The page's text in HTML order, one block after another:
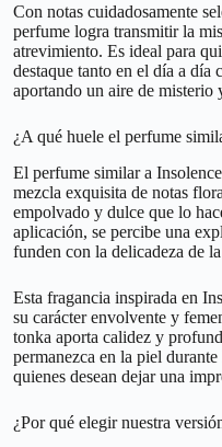
Con notas cuidadosamente
perfume logra transmitir la
atrevimiento. Es ideal para
destaque tanto en el día a día
aportando un aire de misterio
¿A qué huele el perfume
El perfume similar a
mezcla exquisita de notas
empolvado y dulce que lo
aplicación, se percibe una
funden con la delicadeza de
Esta fragancia inspirada en
su carácter envolvente y
tonka aporta calidez y
permanezca en la piel
quienes desean dejar una
¿Por qué elegir nuestra